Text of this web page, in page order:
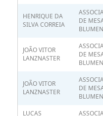
HENRIQUE DA
SILVA CORREIA
DE
JOÃO VITOR
LANZNASTER
DE
JOÃO VITOR
LANZNASTER
DE
LUCAS